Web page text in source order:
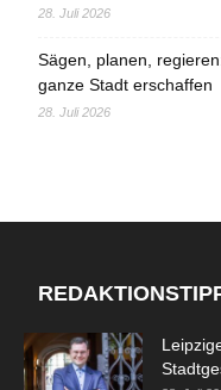
28. Juli 2026
Sägen, planen,
ganze Stadt erschaffen
28. Juli 2026